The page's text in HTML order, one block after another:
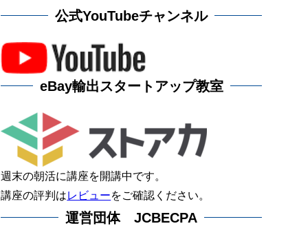
公式YouTubeチャンネル
eBay輸出スタートアップ教室
週末の朝活に講座を開講中です。
講座の評判はレビューをご確認ください。
運営団体 JCBECPA